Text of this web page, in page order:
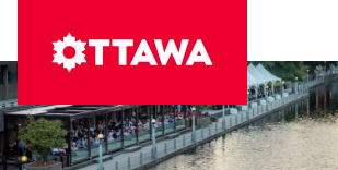
contenu
principal